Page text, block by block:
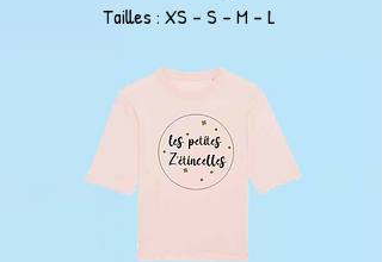
Tailles : XS - S - M - L